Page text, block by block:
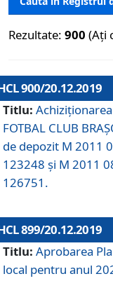
Rezultate: 900 (Ați
900/20.12.2019
Titlu:
FOTBAL CLUB
de depozit M 2011
123248 și M 2011
126751.
899/20.12.2019
Titlu: Aprobarea
local pentru anul